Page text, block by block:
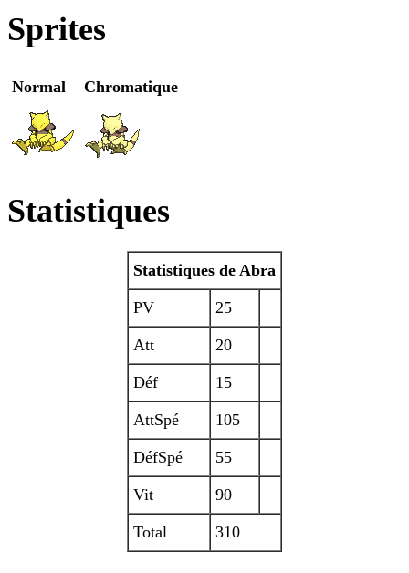
Sprites
Normal Chromatique
Statistiques
Statistiques de Abra
PV 25
Att 20
Déf 15
AttSpé 105
DéfSpé 55
Vit 90
Total 310